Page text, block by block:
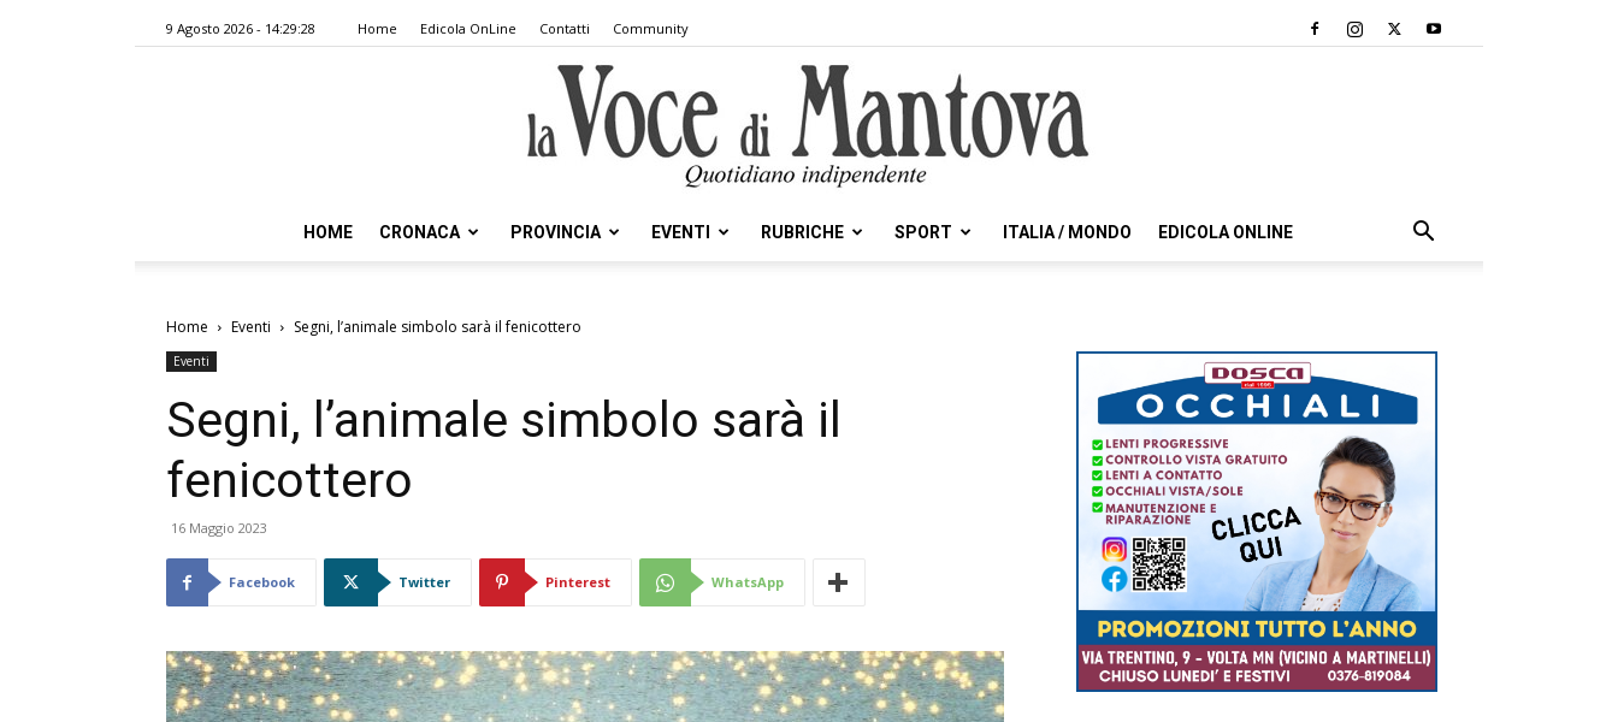
9 Agosto 2026 - 14:29:28 Home Edicola OnLine Contatti Community
HOME CRONACA PROVINCIA EVENTI RUBRICHE SPORT ITALIA / MONDO EDICOLA ONLINE
Home Eventi Segni, l’animale simbolo sarà il fenicottero
Eventi
Segni, l’animale simbolo sarà il
fenicottero
16 Maggio 2023
Facebook Twitter Pinterest WhatsApp